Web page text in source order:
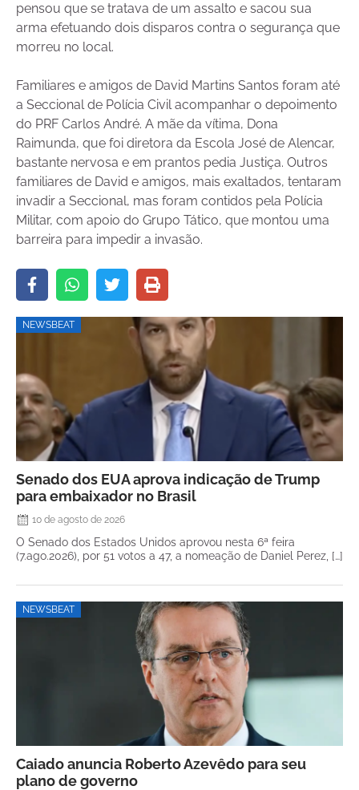
pensou que se tratava de um assalto e sacou sua
arma efetuando dois disparos contra o segurança que
morreu no local.
Familiares e amigos de David Martins Santos foram até
a Seccional de Polícia Civil acompanhar o depoimento
do PRF Carlos André. A mãe da vítima, Dona
Raimunda, que foi diretora da Escola José de Alencar,
bastante nervosa e em prantos pedia Justiça. Outros
familiares de David e amigos, mais exaltados, tentaram
invadir a Seccional, mas foram contidos pela Polícia
Militar, com apoio do Grupo Tático, que montou uma
barreira para impedir a invasão.
NEWSBEAT
Senado dos EUA aprova indicação de Trump
para embaixador no Brasil
10 de agosto de 2026
O Senado dos Estados Unidos aprovou nesta 6ª feira
(7.ago.2026), por 51 votos a 47, a nomeação de Daniel Perez, […]
NEWSBEAT
Caiado anuncia Roberto Azevêdo para seu
plano de governo